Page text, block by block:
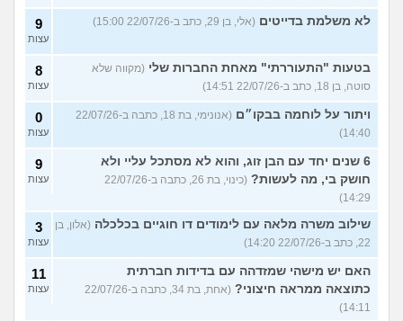
לא משלמת בדייטים (אלי, בן 29, כתב ב-22/07/26 15:00) 9
עצות
בטעות "התעוררתי" מאחת החברות שלי (מקווה שלא
סוטה, בן 18, כתב ב-22/07/26 14:51)
8
עצות
ויתור על לוחמה בבקו״ם
(אנונימי, בת 18, כתבה ב-22/07/26
14:40)
0
עצות
6 שנים יחד עם הבן זוג, והוא לא מסתכל עליי ולא
חושק בי, מה לעשות?
(כינוי, בת 26, כתבה ב-22/07/26
14:29)
9
עצות
שילוב משרה מלאה עם לימודים דו חוגיים בכלכלה (אלון, בן
22, כתב ב-22/07/26 14:20)
3
עצות
האם יש מישהי שמזדהה עם בדידות חברתית
כתוצאה ממראה חיצוני?
(אחת, בת 34, כתבה ב-22/07/26
14:11)
11
עצות